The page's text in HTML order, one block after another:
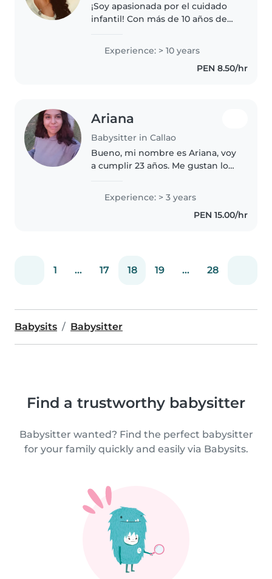
¡Soy apasionada por el cuidado
infantil! Con más de 10 años de
bebés y niños pequeños en mi
rol como ama de casa. Me
encanta leerles cuentos,
Experience: > 10 years
PEN 8.50/hr
Ariana
Babysitter in Callao
Bueno, mi nombre es Ariana, voy
a cumplir 23 años. Me gustan los
crié y forme a mi hermano que
actualmente tiene 10 años. Soy
una persona creativa, divertida,..
Experience: > 3 years
PEN 15.00/hr
1 ... 17 18 19 ... 28
Babysits Babysitter
Find a trustworthy babysitter
Babysitter wanted? Find the perfect babysitter
for your family quickly and easily via Babysits.